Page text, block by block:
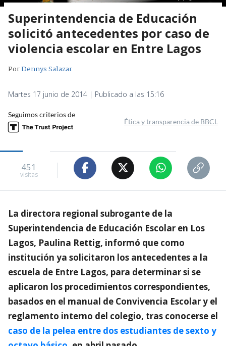
Superintendencia de Educación
solicitó antecedentes por caso de
violencia escolar en Entre Lagos
PorDennys Salazar
Martes 17 junio de 2014 | Publicado a las 15:16
Seguimos criterios de
Ética y transparencia de BBCL
451
visitas
La directora regional subrogante de la
Superintendencia de Educación Escolar en Los
Lagos, Paulina Rettig, informó que como
institución ya solicitaron los antecedentes a la
escuela de Entre Lagos, para determinar si se
aplicaron los procedimientos correspondientes,
basados en el manual de Convivencia Escolar y el
reglamento interno del colegio, tras conocerse el
caso de la pelea entre dos estudiantes de sexto y